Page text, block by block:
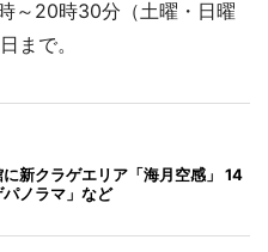
～20時30分（土曜・日曜
まで。
新クラゲエリア「海月空感」 14
ノラマ」など